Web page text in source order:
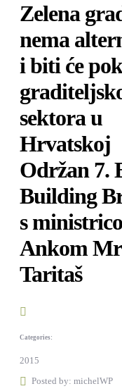
Zelena
nema
i biti će
sektora u
Hrvatskoj
Održan 7.
Building
s
Ankom
Taritaš
Categories:
2015
Posted by: michelWP